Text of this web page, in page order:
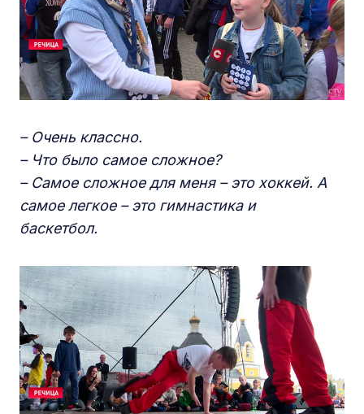
– Очень классно.
– Что было самое сложное?
– Самое сложное для меня – это хоккей. А
самое легкое – это гимнастика и
баскетбол.